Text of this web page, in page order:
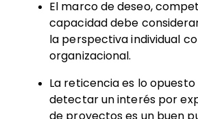
El marco de deseo,
capacidad debe
la perspectiva individual
organizacional.
La reticencia es lo opuesto
detectar un interés por
de proyectos es un buen